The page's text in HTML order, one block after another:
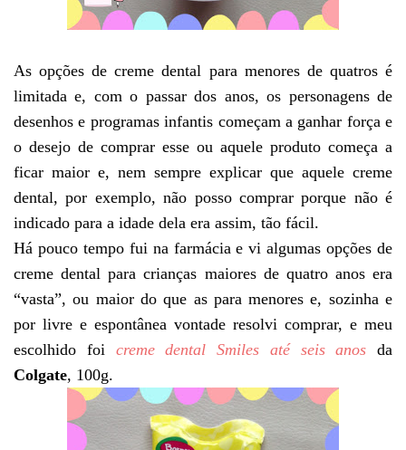
As opções de creme dental para menores de quatros é
limitada e, com o passar dos anos, os personagens de
desenhos e programas infantis começam a ganhar força e
o desejo de comprar esse ou aquele produto começa a
ficar maior e, nem sempre explicar que aquele creme
dental, por exemplo, não posso comprar porque não é
indicado para a idade dela era assim, tão fácil.
Há pouco tempo fui na farmácia e vi algumas opções de
creme dental para crianças maiores de quatro anos era
“vasta”, ou maior do que as para menores e, sozinha e
por livre e espontânea vontade resolvi comprar, e meu
escolhido foi creme dental Smiles até seis anos da
Colgate, 100g.